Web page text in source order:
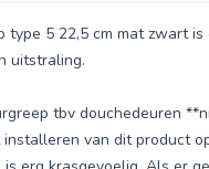
type 5 22,5 cm mat zwart
uitstraling.
tbv douchedeuren
van dit product